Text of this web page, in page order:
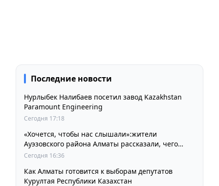
Последние новости
Нурлыбек Налибаев посетил завод Kazakhstan
Paramount Engineering
Сегодня 17:18
«Хочется, чтобы нас слышали»:жители
Ауэзовского района Алматы рассказали, чего
ждут от выборов депутатов Курултая
Сегодня 16:36
Как Алматы готовится к выборам депутатов
Курултая Республики Казахстан